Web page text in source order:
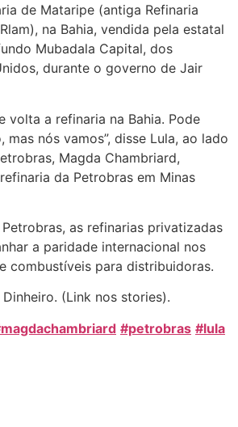
de Mataripe (antiga Refinaria
na Bahia, vendida pela estatal
Mubadala Capital, dos
durante o governo de Jair
volta a refinaria na Bahia. Pode
nós vamos”, disse Lula, ao lado
Magda Chambriard,
da Petrobras em Minas
as refinarias privatizadas
a paridade internacional nos
combustíveis para distribuidoras.
(Link nos stories).
#petrobras #lula